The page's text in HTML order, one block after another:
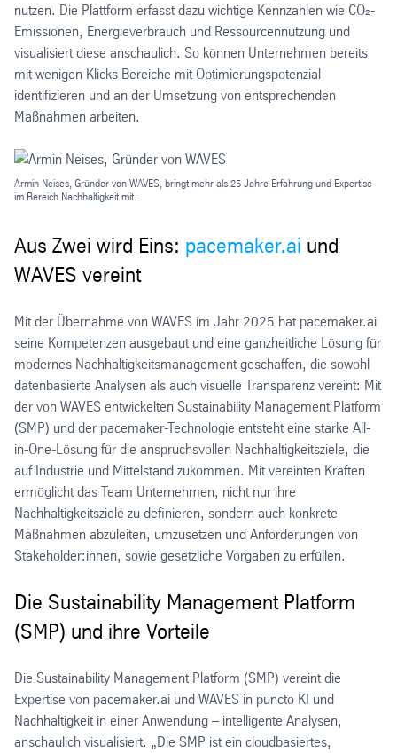
nutzen. Die Plattform erfasst dazu wichtige Kennzahlen wie CO₂-
Emissionen, Energieverbrauch und Ressourcennutzung und
visualisiert diese anschaulich. So können Unternehmen bereits
mit wenigen Klicks Bereiche mit Optimierungspotenzial
identifizieren und an der Umsetzung von entsprechenden
Maßnahmen arbeiten.
Armin Neises, Gründer von WAVES, bringt mehr als 25 Jahre Erfahrung und Expertise
im Bereich Nachhaltigkeit mit.
Aus Zwei wird Eins: pacemaker.ai und
WAVES vereint
Mit der Übernahme von WAVES im Jahr 2025 hat pacemaker.ai
seine Kompetenzen ausgebaut und eine ganzheitliche Lösung für
modernes Nachhaltigkeitsmanagement geschaffen, die sowohl
datenbasierte Analysen als auch visuelle Transparenz vereint: Mit
der von WAVES entwickelten Sustainability Management Platform
(SMP) und der pacemaker-Technologie entsteht eine starke All-
in-One-Lösung für die anspruchsvollen Nachhaltigkeitsziele, die
auf Industrie und Mittelstand zukommen. Mit vereinten Kräften
ermöglicht das Team Unternehmen, nicht nur ihre
Nachhaltigkeitsziele zu definieren, sondern auch konkrete
Maßnahmen abzuleiten, umzusetzen und Anforderungen von
Stakeholder:innen, sowie gesetzliche Vorgaben zu erfüllen.
Die Sustainability Management Platform
(SMP) und ihre Vorteile
Die Sustainability Management Platform (SMP) vereint die
Expertise von pacemaker.ai und WAVES in puncto KI und
Nachhaltigkeit in einer Anwendung – intelligente Analysen,
anschaulich visualisiert. „Die SMP ist ein cloudbasiertes,